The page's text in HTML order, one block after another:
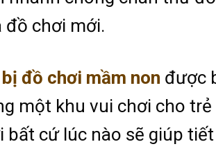
đồ chơi mới.
đồ chơi mầm non được
một khu vui chơi cho
bất cứ lúc nào sẽ giúp